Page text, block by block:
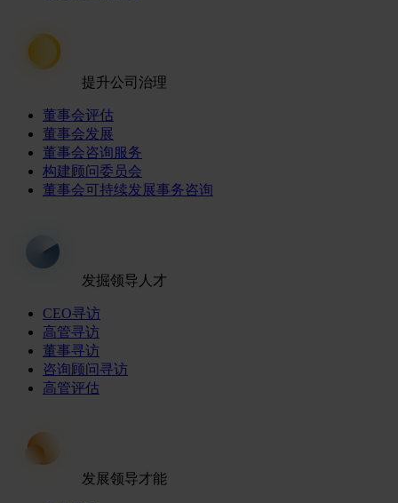
提升公司治理
董事会评估
董事会发展
董事会咨询服务
构建顾问委员会
董事会可持续发展事务咨询
发掘领导人才
CEO寻访
高管寻访
董事寻访
咨询顾问寻访
高管评估
发展领导才能